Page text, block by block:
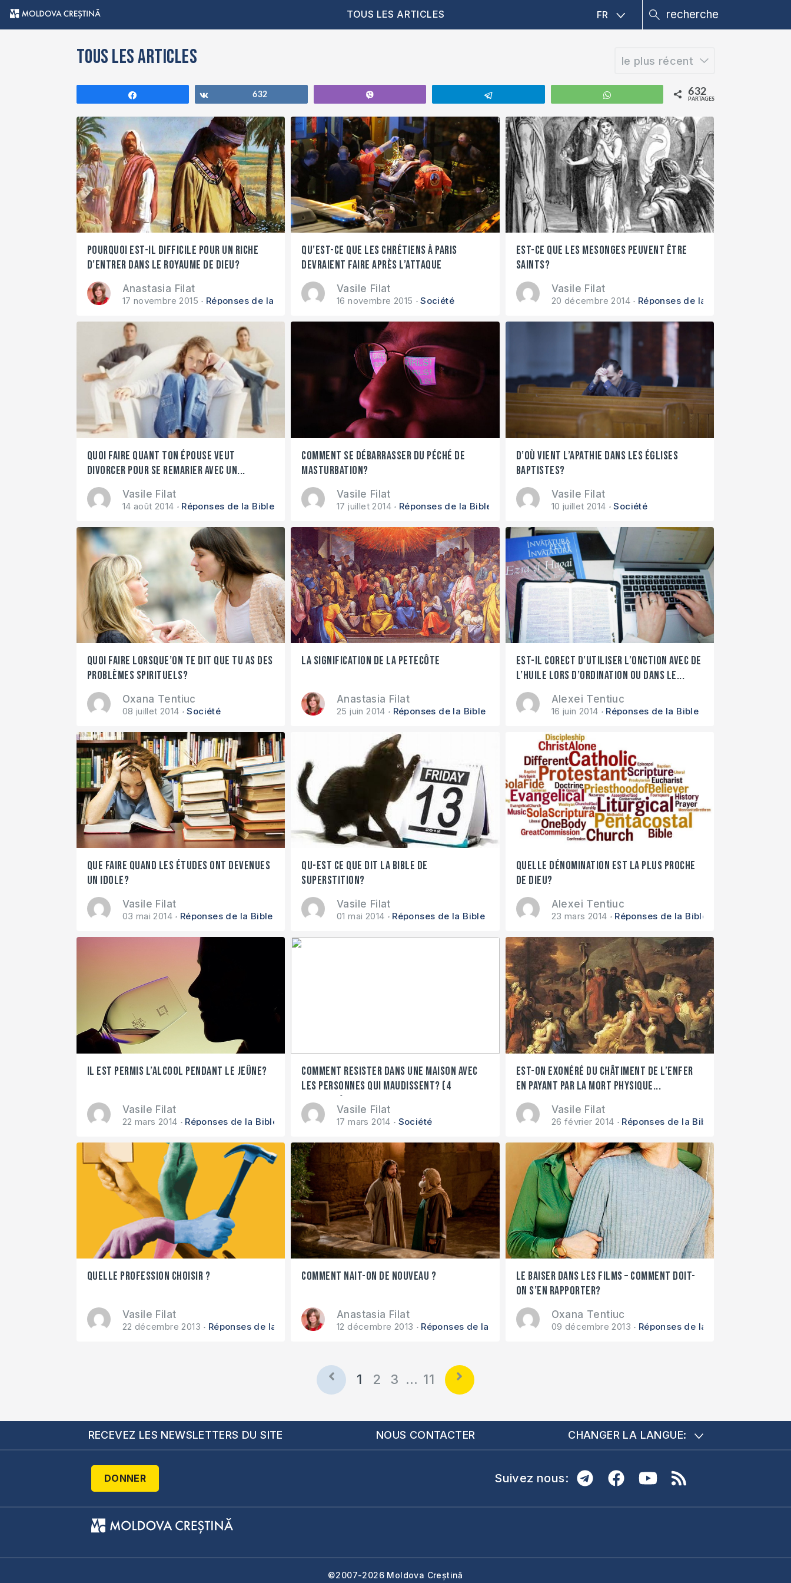
TOUS LES ARTICLES FR
Tous les articles le plus récent
632 632
PARTAGES
Pourquoi est-il difficile pour un riche
d’entrer dans le royaume de Dieu?
Anastasia Filat
17 novembre 2015 Réponses de la Bible
Qu’est-ce que les chrétiens à Paris
devraient faire après l’attaque
terroriste?
Vasile Filat
16 novembre 2015 Société
Est-ce que les mesonges peuvent être
saints?
Vasile Filat
20 décembre 2014 Réponses de la Bible
Quoi faire quant ton épouse veut
divorcer pour se remarier avec un...
Vasile Filat
14 août 2014 Réponses de la Bible
Comment se débarrasser du péché de
masturbation?
Vasile Filat
17 juillet 2014 Réponses de la Bible
D’où vient l’apathie dans les églises
baptistes?
Vasile Filat
10 juillet 2014 Société
Quoi faire lorsque’on te dit que tu as des
problèmes spirituels?
Oxana Tentiuc
08 juillet 2014 Société
La signification de la Petecôte
Anastasia Filat
25 juin 2014 Réponses de la Bible
Est-il corect d’utiliser l’onction avec de
l’huile lors d’ordination ou dans le...
Alexei Tentiuc
16 juin 2014 Réponses de la Bible
Que faire quand les études ont devenues
un idole?
Vasile Filat
03 mai 2014 Réponses de la Bible
Qu-est ce que dit la Bible de
superstition?
Vasile Filat
01 mai 2014 Réponses de la Bible
Quelle dénomination est la plus proche
de Dieu?
Alexei Tentiuc
23 mars 2014 Réponses de la Bible
Il est permis l’alcool pendant le jeûne?
Vasile Filat
22 mars 2014 Réponses de la Bible
Comment resister dans une maison avec
les personnes qui maudissent? (4
conseils)
Vasile Filat
17 mars 2014 Société
Est-on exonéré du châtiment de l’enfer
en payant par la mort physique...
Vasile Filat
26 février 2014 Réponses de la Bible
Quelle profession choisir ?
Vasile Filat
22 décembre 2013 Réponses de la Bible
Comment nait-on de nouveau ?
Anastasia Filat
12 décembre 2013 Réponses de la Bible
Le baiser dans les films – comment doit-
on s’en rapporter?
Oxana Tentiuc
09 décembre 2013 Réponses de la Bible
1 2 3 … 11
RECEVEZ LES NEWSLETTERS DU SITE NOUS CONTACTER CHANGER LA LANGUE:
DONNER Suivez nous:
©2007-2026 Moldova Creștină